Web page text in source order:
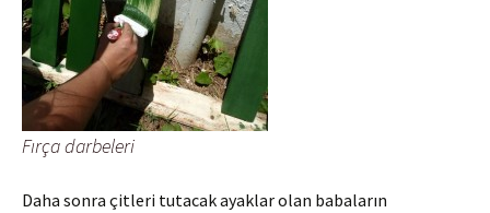
Fırça darbeleri
Daha sonra çitleri tutacak ayaklar olan babaların